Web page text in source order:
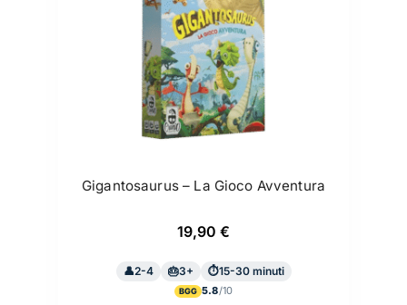
Gigantosaurus – La Gioco Avventura
19,90 €
2-4 3+ 15-30 minuti
BGG 5.8